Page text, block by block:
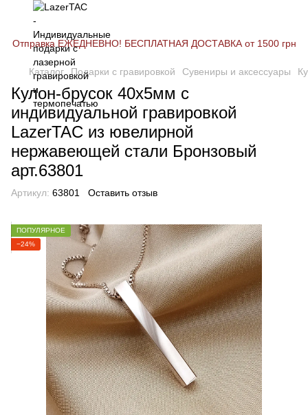
Отправка ЕЖЕДНЕВНО! БЕСПЛАТНАЯ ДОСТАВКА от 1500 грн
Каталог Подарки с гравировкой Сувениры и аксессуары
Кулон-брусок 40х5мм с
индивидуальной гравировкой
LazerTAC из ювелирной
нержавеющей стали Бронзовый
арт.63801
Артикул: 63801 Оставить отзыв
ПОПУЛЯРНОЕ
−24%